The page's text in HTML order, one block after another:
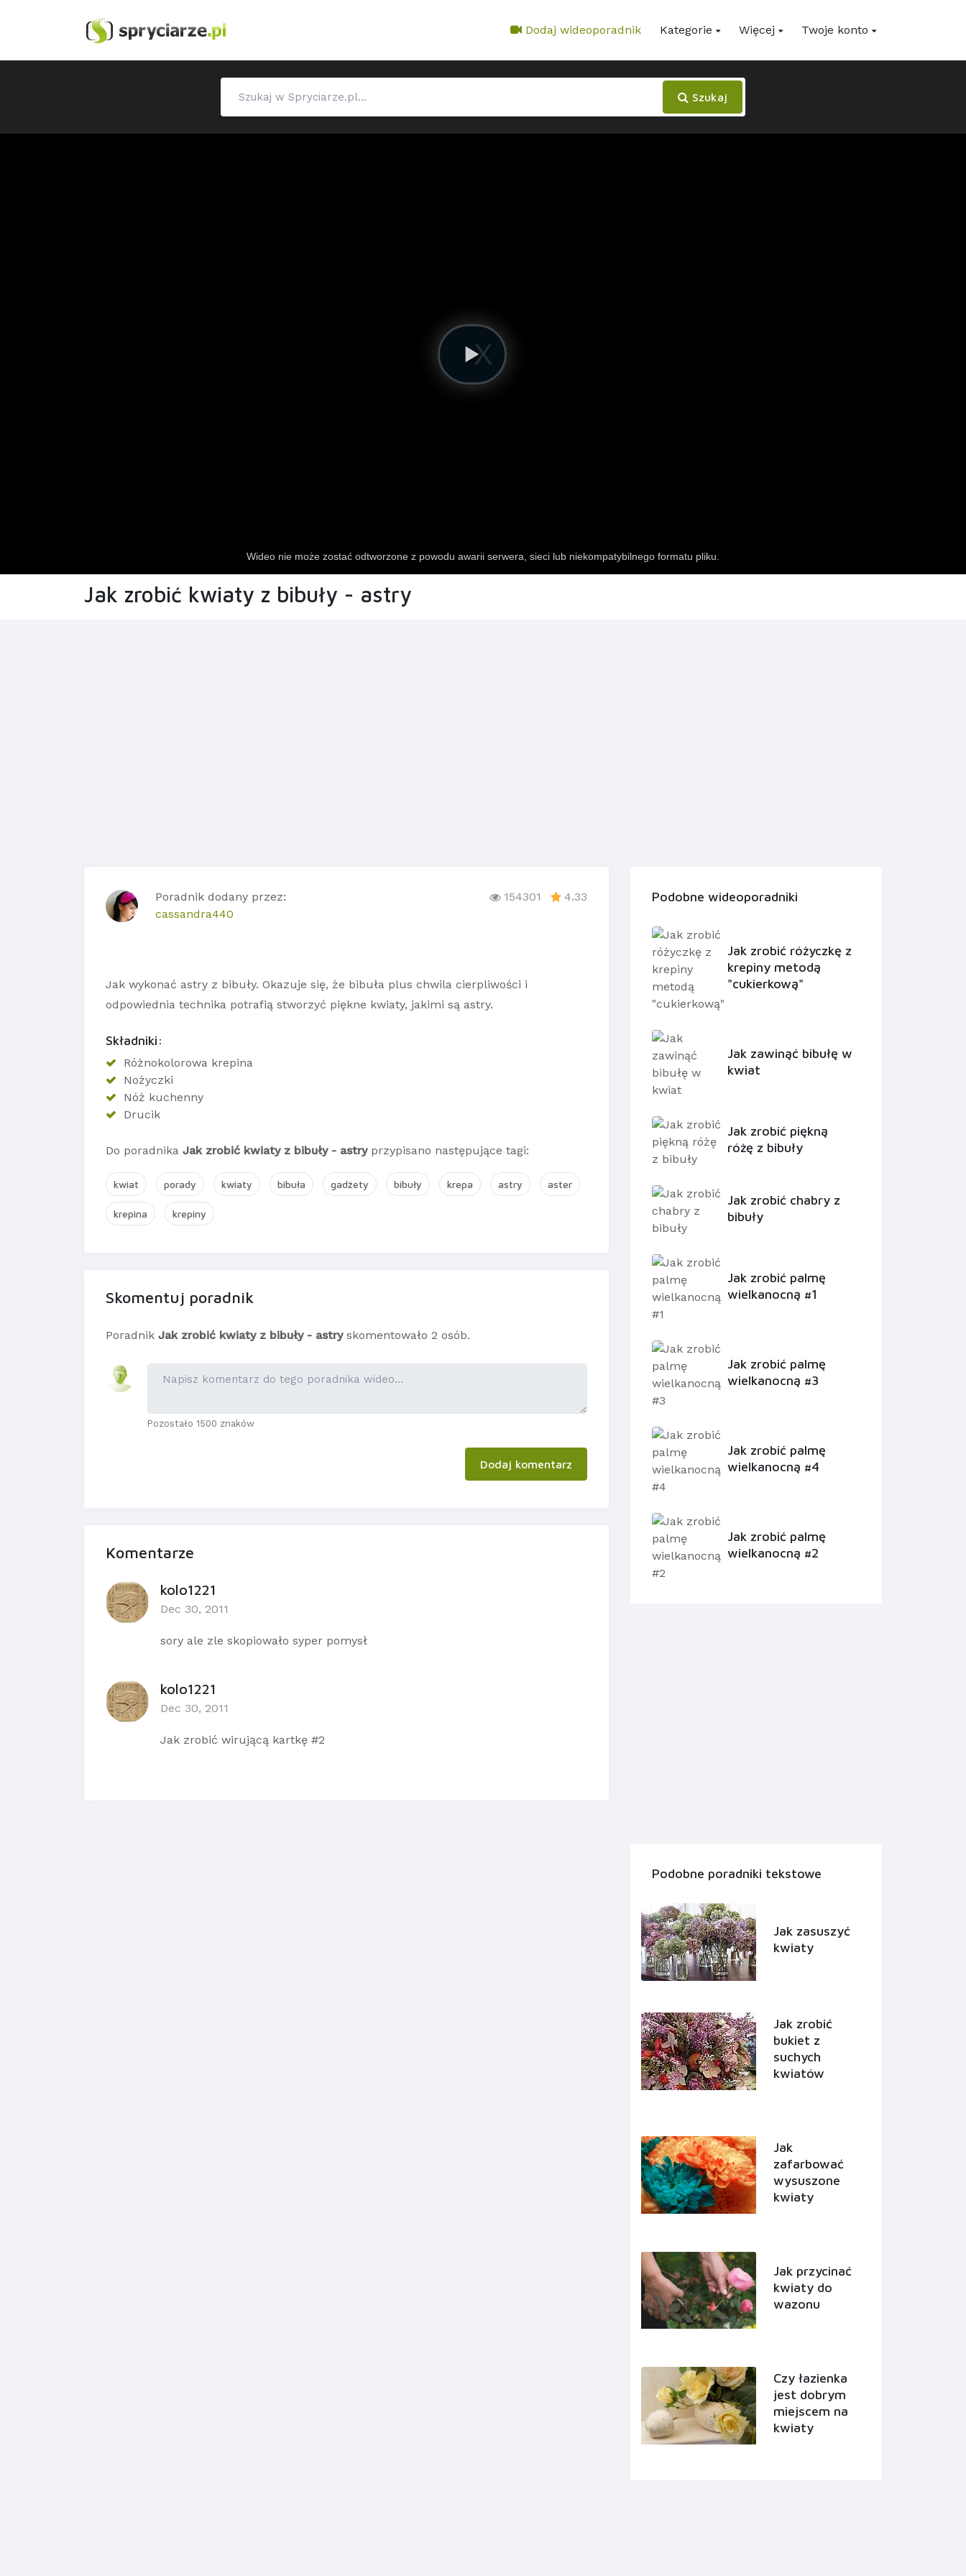
Dodaj wideoporadnik Kategorie Więcej Twoje konto
Szukaj
Jak zrobić kwiaty z bibuły - astry
Poradnik dodany przez:
cassandra440
154301 4.33
Jak wykonać astry z bibuły. Okazuje się, że bibuła plus chwila cierpliwości i
odpowiednia technika potrafią stworzyć piękne kwiaty, jakimi są astry.
Składniki:
Różnokolorowa krepina
Nożyczki
Nóż kuchenny
Drucik
Do poradnika Jak zrobić kwiaty z bibuły - astryprzypisano następujące tagi:
kwiat porady kwiaty bibuła gadżety bibuły krepa astry aster
krepina krepiny
Skomentuj poradnik
Poradnik Jak zrobić kwiaty z bibuły - astryskomentowało 2 osób.
Pozostało 1500 znaków
Dodaj komentarz
Komentarze
kolo1221
Dec 30, 2011
sory ale zle skopiowało syper pomysł
kolo1221
Dec 30, 2011
Jak zrobić wirującą kartkę #2
Podobne wideoporadniki
Jak zrobić różyczkę z
krepiny metodą
"cukierkową"
Jak zawinąć bibułę w
kwiat
Jak zrobić piękną
różę z bibuły
Jak zrobić chabry z
bibuły
Jak zrobić palmę
wielkanocną #1
Jak zrobić palmę
wielkanocną #3
Jak zrobić palmę
wielkanocną #4
Jak zrobić palmę
wielkanocną #2
Podobne poradniki tekstowe
Jak zasuszyć
kwiaty
Jak zrobić
bukiet z
suchych
kwiatów
Jak
zafarbować
wysuszone
kwiaty
Jak przycinać
kwiaty do
wazonu
Czy łazienka
jest dobrym
miejscem na
kwiaty